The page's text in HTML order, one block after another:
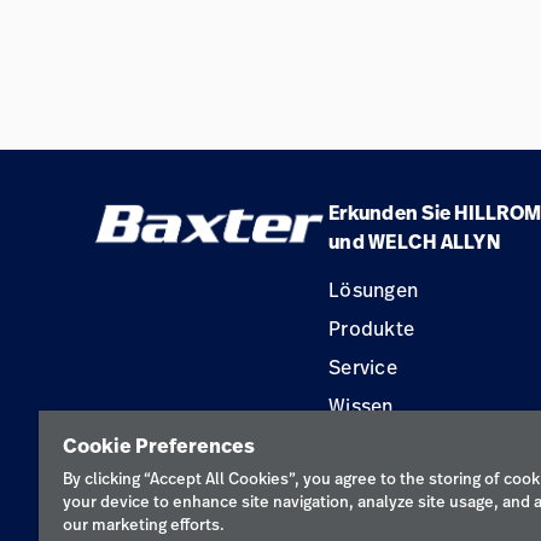
Erkunden Sie HILLROM
und WELCH ALLYN
Lösungen
Produkte
Service
Wissen
Cookie Preferences
By clicking “Accept All Cookies”, you agree to the storing of
your device to enhance site navigation, analyze site usage, and
our marketing efforts.